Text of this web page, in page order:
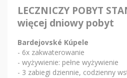
LECZNICZY POBYT
więcej dniowy pobyt
Bardejovské Kúpele
- 6x zakwaterowanie
- wyżywienie: pełne wyżywienie
- 3 zabiegi dziennie, codzienny